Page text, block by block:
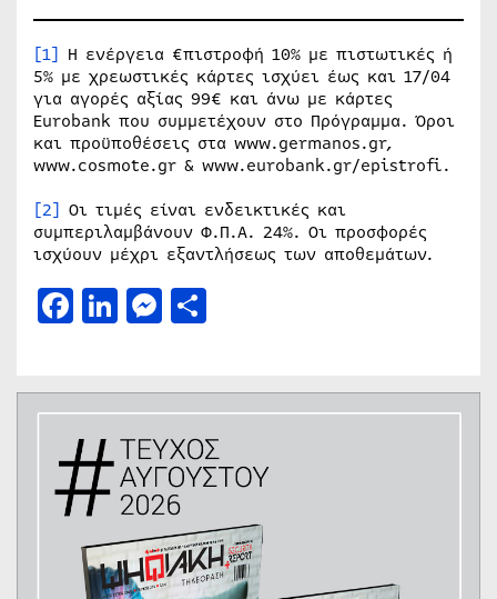
[1] Η ενέργεια €πιστροφή 10% με πιστωτικές ή
5% με χρεωστικές κάρτες ισχύει έως και 17/04
για αγορές αξίας 99€ και άνω με κάρτες
Eurobank που συμμετέχουν στο Πρόγραμμα. Όροι
και προϋποθέσεις στα www.germanos.gr,
www.cosmote.gr & www.eurobank.gr/epistrofi.
[2] Οι τιμές είναι ενδεικτικές και
συμπεριλαμβάνουν Φ.Π.Α. 24%. Οι προσφορές
ισχύουν μέχρι εξαντλήσεως των αποθεμάτων.
Facebook
LinkedIn
Messenger